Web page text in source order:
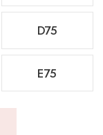
D75
E75